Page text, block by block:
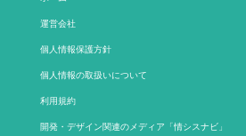
運営会社
個人情報保護方針
個人情報の取扱いについて
利用規約
開発・デザイン関連のメディア「情シスナビ」